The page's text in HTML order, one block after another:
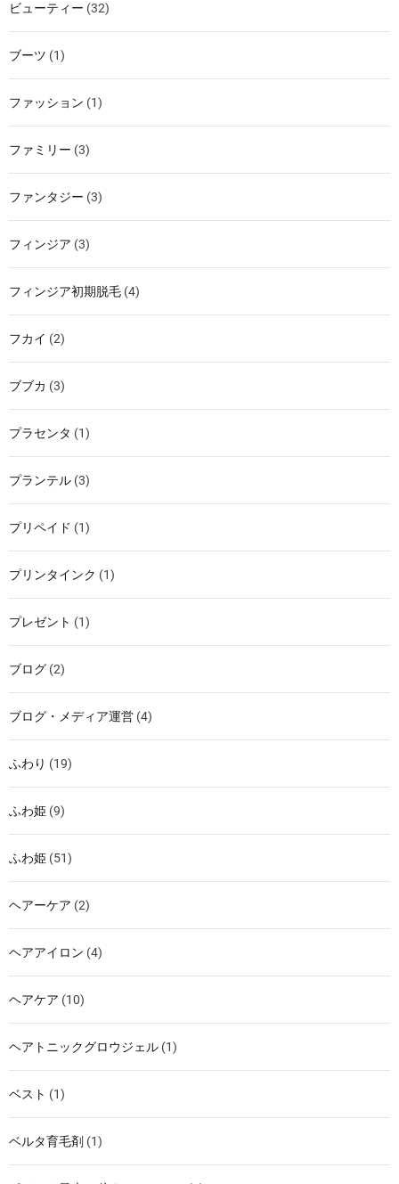
ビューティー (32)
ブーツ (1)
ファッション (1)
ファミリー (3)
ファンタジー (3)
フィンジア (3)
フィンジア初期脱毛 (4)
フカイ (2)
ブブカ (3)
プラセンタ (1)
プランテル (3)
プリペイド (1)
プリンタインク (1)
プレゼント (1)
ブログ (2)
ブログ・メディア運営 (4)
ふわり (19)
ふわ姫 (9)
ふわ姫 (51)
ヘアーケア (2)
ヘアアイロン (4)
ヘアケア (10)
ヘアトニックグロウジェル (1)
ベスト (1)
ベルタ育毛剤 (1)